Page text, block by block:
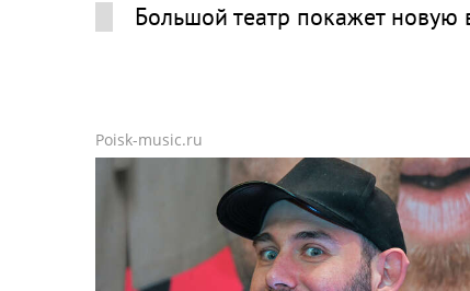
Большой театр покажет
Poisk-music.ru